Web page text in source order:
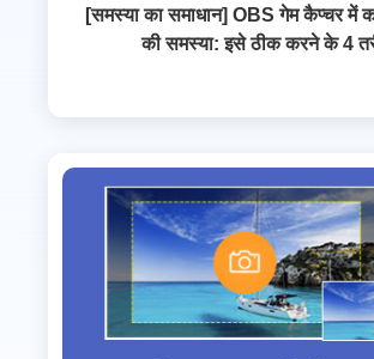
[समस्या का समाधान] OBS गेम कैप्चर में
की समस्या: इसे ठीक करने के 4